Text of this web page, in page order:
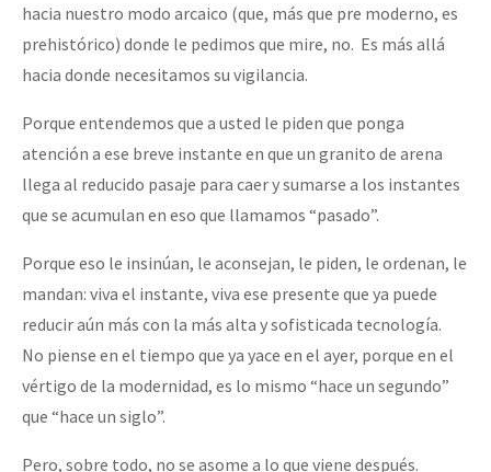
hacia nuestro modo arcaico (que, más que pre moderno, es
prehistórico) donde le pedimos que mire, no. Es más allá
hacia donde necesitamos su vigilancia.
Porque entendemos que a usted le piden que ponga
atención a ese breve instante en que un granito de arena
llega al reducido pasaje para caer y sumarse a los instantes
que se acumulan en eso que llamamos “pasado”.
Porque eso le insinúan, le aconsejan, le piden, le ordenan, le
mandan: viva el instante, viva ese presente que ya puede
reducir aún más con la más alta y sofisticada tecnología.
No piense en el tiempo que ya yace en el ayer, porque en el
vértigo de la modernidad, es lo mismo “hace un segundo”
que “hace un siglo”.
Pero, sobre todo, no se asome a lo que viene después.